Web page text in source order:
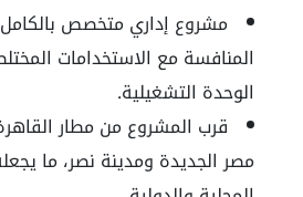
مشروع إداري متخصص
المنافسة مع الاستخدامات
الوحدة التشغيلية.
قرب المشروع من مطار
مصر الجديدة ومدينة نصر، ما